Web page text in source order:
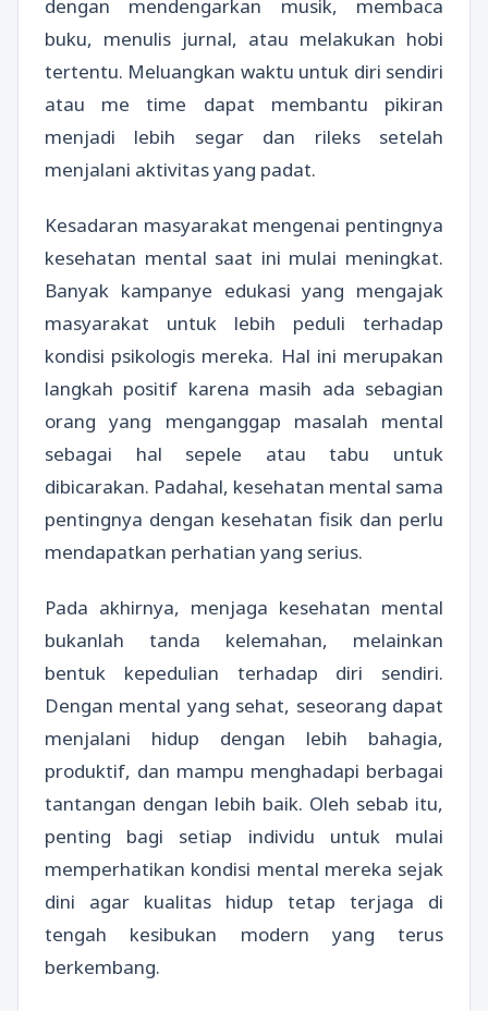
dengan mendengarkan musik, membaca
buku, menulis jurnal, atau melakukan hobi
tertentu. Meluangkan waktu untuk diri sendiri
atau me time dapat membantu pikiran
menjadi lebih segar dan rileks setelah
menjalani aktivitas yang padat.
Kesadaran masyarakat mengenai pentingnya
kesehatan mental saat ini mulai meningkat.
Banyak kampanye edukasi yang mengajak
masyarakat untuk lebih peduli terhadap
kondisi psikologis mereka. Hal ini merupakan
langkah positif karena masih ada sebagian
orang yang menganggap masalah mental
sebagai hal sepele atau tabu untuk
dibicarakan. Padahal, kesehatan mental sama
pentingnya dengan kesehatan fisik dan perlu
mendapatkan perhatian yang serius.
Pada akhirnya, menjaga kesehatan mental
bukanlah tanda kelemahan, melainkan
bentuk kepedulian terhadap diri sendiri.
Dengan mental yang sehat, seseorang dapat
menjalani hidup dengan lebih bahagia,
produktif, dan mampu menghadapi berbagai
tantangan dengan lebih baik. Oleh sebab itu,
penting bagi setiap individu untuk mulai
memperhatikan kondisi mental mereka sejak
dini agar kualitas hidup tetap terjaga di
tengah kesibukan modern yang terus
berkembang.